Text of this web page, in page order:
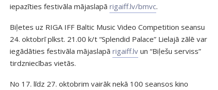
iepazīties festivāla mājaslapā rigaiff.lv/bmvc.
Biļetes uz RIGA IFF Baltic Music Video Competition seansu
24. oktobrī plkst. 21.00 k/t “Splendid Palace” Lielajā zālē var
iegādāties festivāla mājaslapā rigaiff.lv un “Biļešu serviss”
tirdzniecības vietās.
No 17. līdz 27. oktobrim vairāk nekā 100 seansos kino